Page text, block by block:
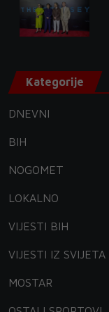
Kategorije
DNEVNI
BIH
NOGOMET
LOKALNO
VIJESTI BIH
VIJESTI IZ SVIJETA
MOSTAR